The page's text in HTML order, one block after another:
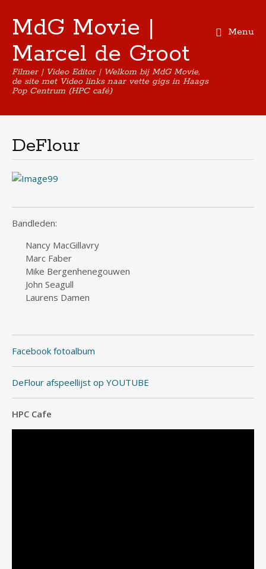
MdG Movie |
Marcel de Groot
Filmer | Video Editor | Welkom bij MdG Movie,
de site met Video links naar vette gigs in Haags
Pop Centrum (HPC café)
Menu
DeFlour
Bandleden:
Nancy MacGillavry
Marc Faber
Mike Bergenhenegouwen
John Seagull
Laurens Damen
Facebook fotoalbum
DeFlour afspeellijst op YOUTUBE
HPC Cafe